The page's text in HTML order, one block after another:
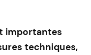
importantes
techniques,